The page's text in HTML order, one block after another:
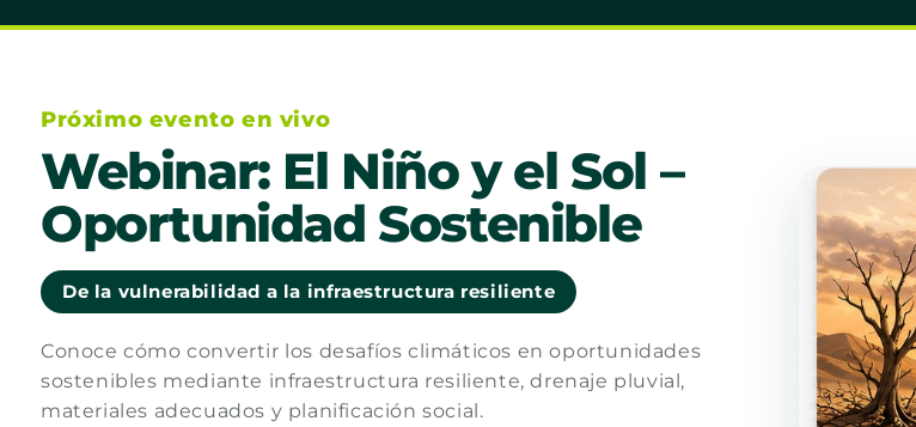
Próximo evento en vivo
Webinar: El Niño y el Sol –
Oportunidad Sostenible
De la vulnerabilidad a la infraestructura resiliente
Conoce cómo convertir los desafíos climáticos en oportunidades
sostenibles mediante infraestructura resiliente, drenaje pluvial,
materiales adecuados y planificación social.